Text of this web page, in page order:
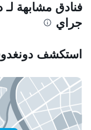
فنادق مشابهة
جراي
استكشف